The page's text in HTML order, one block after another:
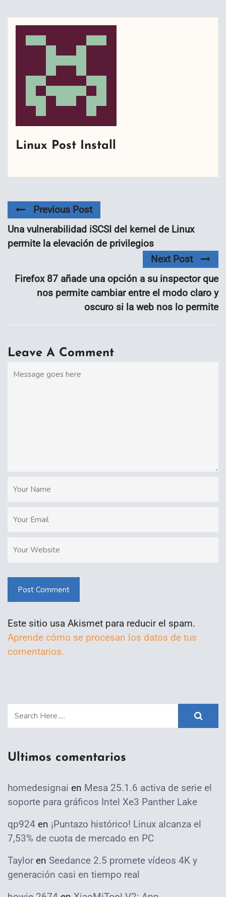
Linux Post Install
Previous Post
Una vulnerabilidad iSCSI del kernel de Linux
permite la elevación de privilegios
Next Post
Firefox 87 añade una opción a su inspector que
nos permite cambiar entre el modo claro y
oscuro si la web nos lo permite
Leave A Comment
Post Comment
Este sitio usa Akismet para reducir el spam.
Aprende cómo se procesan los datos de tus
comentarios.
Ultimos comentarios
homedesignai en Mesa 25.1.6 activa de serie el
soporte para gráficos Intel Xe3 Panther Lake
qp924 en ¡Puntazo histórico! Linux alcanza el
7,53% de cuota de mercado en PC
Taylor en Seedance 2.5 promete vídeos 4K y
generación casi en tiempo real